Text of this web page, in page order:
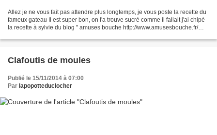
Allez je ne vous fait pas attendre plus longtemps, je vous poste la recette du
fameux gateau Il est super bon, on l'a trouve sucré comme il fallait j'ai chipé
la recette à sylvie du blog " amuses bouche http://www.amusesbouche.fr/
Clafoutis de moules
Publié le 15/11/2014 à 07:00
Par lapopotteduclocher